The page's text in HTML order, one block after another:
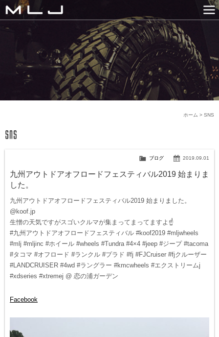
MLJ / Lexani(レクサーニ
GALLERY
SNS
NEWS
COMPANY
HISTORY
CONTACT US
LINK
SNS
ホーム >
2019.09.01
ブログ
九州アウトドアオフロードフェスティバル2019 始まりま
した。
九州アウトドアオフロードフェスティバル2019 始まりました。
@koof.jp
生憎の天気ですがスゴいクルマが集まってまってますよ☝️
#九州アウトドアオフロードフェスティバル #koof2019 #mljwheels
#mlj #mljinc #ホイール #wheels #Tundra #4×4 #jeep #ジープ #tacoma
#タコマ #オフロード #ランクル #プラド #fj #FJCruiser #fjクルーザー
#LANDCRUISER #4wd #ラングラー #kmcwheels #エクストリームj
#xdseries #xtremej @ 恋の浦ガーデン
Facebook